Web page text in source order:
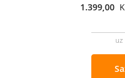
1.399,00